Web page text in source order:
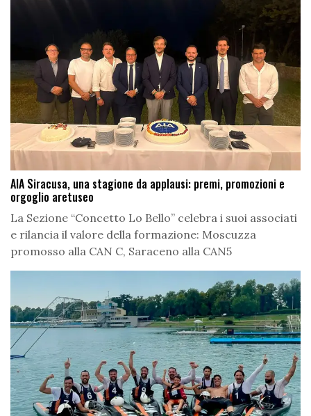
AIA Siracusa, una stagione da applausi: premi, promozioni e
orgoglio aretuseo
La Sezione “Concetto Lo Bello” celebra i suoi associati
e rilancia il valore della formazione: Moscuzza
promosso alla CAN C, Saraceno alla CAN5